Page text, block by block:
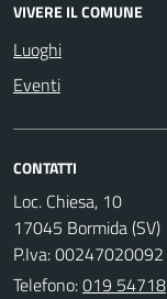
VIVERE IL COMUNE
Luoghi
Eventi
CONTATTI
Loc. Chiesa, 10
17045 Bormida (SV)
P.Iva: 00247020092
Telefono:019 54718